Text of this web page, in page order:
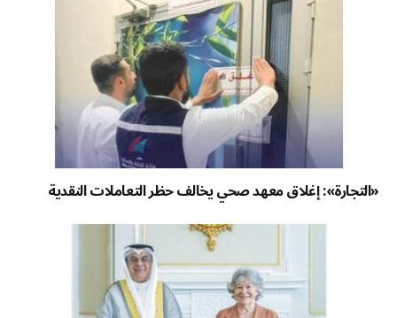
«التجارة»: إغلاق معهد صحي يخالف حظر التعاملات النقدية